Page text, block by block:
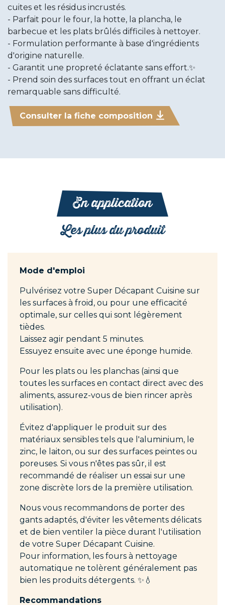
cuites et les résidus incrustés.
Parfait pour le four, la hotte, la plancha, le
barbecue et les plats brûlés difficiles à nettoyer.
Formulation performante à base d'ingrédients
d'origine naturelle.
Garantit une propreté éclatante sans effort.✨
Prend soin des surfaces tout en offrant un éclat
remarquable sans difficulté.
Consulter la fiche composition
En application
Les plus du produit
Mode d'emploi
Pulvérisez votre Super Décapant Cuisine sur
les surfaces à froid, ou pour une efficacité
optimale, sur celles qui sont légèrement
tièdes.
Laissez agir pendant 5 minutes.
Essuyez ensuite avec une éponge humide.
Pour les plats ou les planchas (ainsi que
toutes les surfaces en contact direct avec des
aliments, assurez-vous de bien rincer après
utilisation).
Évitez d'appliquer le produit sur des
matériaux sensibles tels que l'aluminium, le
zinc, le laiton, ou sur des surfaces peintes ou
poreuses. Si vous n'êtes pas sûr, il est
recommandé de réaliser un essai sur une
zone discrète lors de la première utilisation.
Nous vous recommandons de porter des
gants adaptés, d'éviter les vêtements délicats
et de bien ventiler la pièce durant l'utilisation
de votre Super Décapant Cuisine.
Pour information, les fours à nettoyage
automatique ne tolèrent généralement pas
bien les produits détergents. ✨💧
Recommandations